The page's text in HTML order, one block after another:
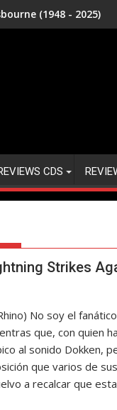
(1948 - 2025)
CDS
Strikes
No soy el
que, con quien
al sonido Dokken,
que varios de
a recalcar que